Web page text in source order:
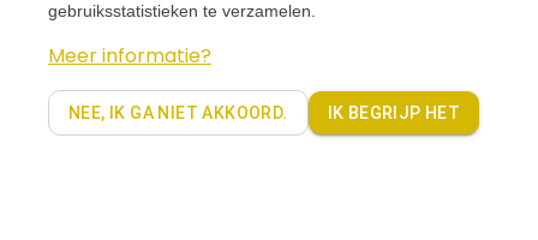
gebruiksstatistieken te verzamelen.
Meer informatie?
NEE, IK GA NIET AKKOORD. IK BEGRIJP HET